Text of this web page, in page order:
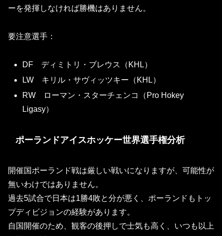
ーを発揮しなければ勝機はありません。
要注意選手：
DF ディミトリ・ブレウス
（KHL）
LW キリル・サヴィッツキー （KHL）
RW ローマン・スターチェンコ
（Pro Hokey
Ligasy）
ポーランドアイスホッケー世界選手権分析
開催国ポーランド戦は厳しい戦いになりますが、可能性が
無いわけではありません。
過去5試合で日本は1勝4敗と分が悪く、ポーランドもトッ
プディビジョンの経験があります。
自国開催のため、観客の後押しで士気も高く、いつも以上